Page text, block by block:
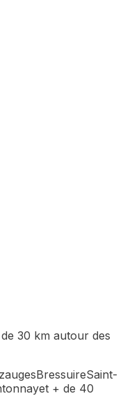
30 km autour des
BressuireSaint-
et + de 40